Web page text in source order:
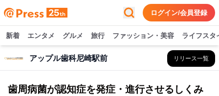
ログイン/会員登録
新着 エンタメ グルメ 旅行 ファッション・美容 ライフスタ
アップル歯科尼崎駅前 リリース一覧
歯周病菌が認知症を発症・進行させるしくみ